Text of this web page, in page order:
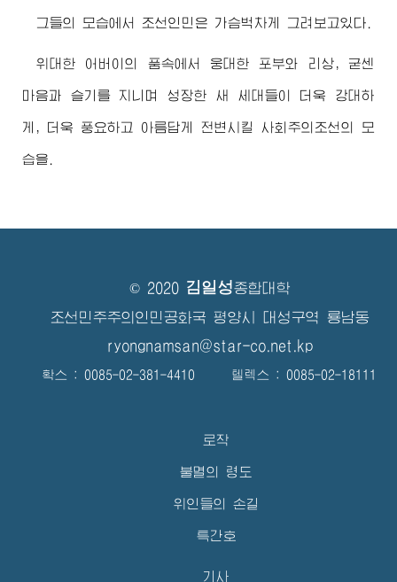
그들의 모습에서 조선인민은 가슴벅차게 그려보고있다.
위대한 어버이의 품속에서 웅대한 포부와 리상, 굳센
마음과 슬기를 지니며 성장한 새 세대들이 더욱 강대하
게, 더욱 풍요하고 아름답게 전변시킬 사회주의조선의 모
습을.
© 2020 김일성종합대학
조선민주주의인민공화국 평양시 대성구역 룡남동
ryongnamsan@star-co.net.kp
확스 : 0085-02-381-4410 텔렉스 : 0085-02-18111
로작
불멸의 령도
위인들의 손길
특간호
기사